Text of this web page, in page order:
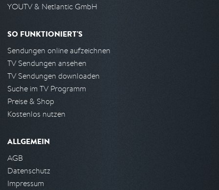
YOUTV & Netlantic GmbH
SO FUNKTIONIERT'S
Sendungen online aufzeichnen
TV Sendungen ansehen
TV Sendungen downloaden
Suche im TV Programm
Preise & Shop
Kostenlos nutzen
ALLGEMEIN
AGB
Datenschutz
Impressum